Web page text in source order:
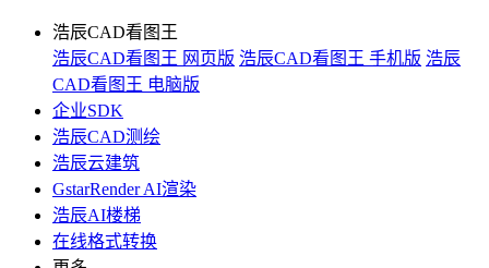
浩辰CAD看图王
浩辰CAD看图王 网页版 浩辰CAD看图王 手机版 浩辰
CAD看图王 电脑版
企业SDK
浩辰CAD测绘
浩辰云建筑
GstarRender AI渲染
浩辰AI楼梯
在线格式转换